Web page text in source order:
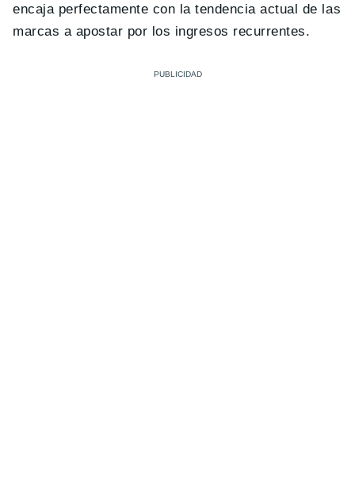
encaja perfectamente con la tendencia actual de las
marcas a apostar por los ingresos recurrentes.